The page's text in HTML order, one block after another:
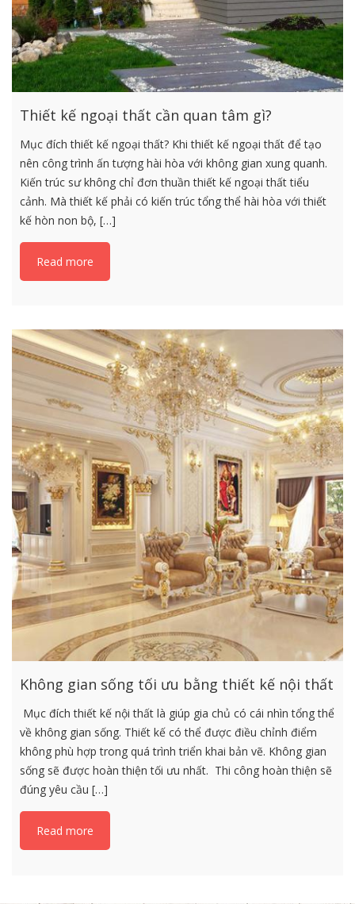
Thiết kế ngoại thất cần quan tâm gì?
Mục đích thiết kế ngoại thất? Khi thiết kế ngoại thất để tạo
nên công trình ấn tượng hài hòa với không gian xung quanh.
Kiến trúc sư không chỉ đơn thuần thiết kế ngoại thất tiểu
cảnh. Mà thiết kế phải có kiến trúc tổng thể hài hòa với thiết
kế hòn non bộ, […]
Read more
Không gian sống tối ưu bằng thiết kế nội thất
Mục đích thiết kế nội thất là giúp gia chủ có cái nhìn tổng thể
về không gian sống. Thiết kế có thể được điều chỉnh điểm
không phù hợp trong quá trình triển khai bản vẽ. Không gian
sống sẽ được hoàn thiện tối ưu nhất. Thi công hoàn thiện sẽ
đúng yêu cầu […]
Read more